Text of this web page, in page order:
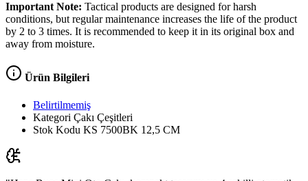
Important Note: Tactical products are designed for harsh
conditions, but regular maintenance increases the life of the product
by 2 to 3 times. It is recommended to keep it in its original box and
away from moisture.
Ürün Bilgileri
Belirtilmemiş
Kategori Çakı Çeşitleri
Stok Kodu KS 7500BK 12,5 CM